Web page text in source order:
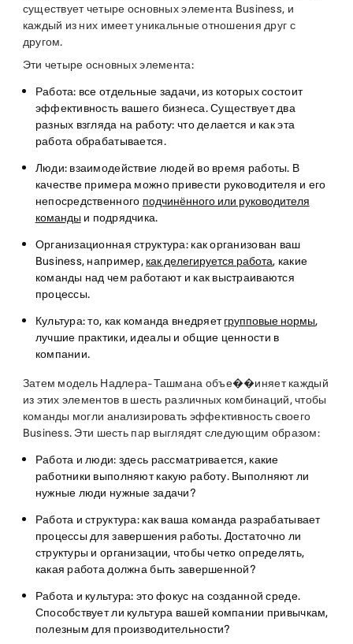
существует четыре основных элемента Business, и
каждый из них имеет уникальные отношения друг с
другом.
Эти четыре основных элемента:
Работа: все отдельные задачи, из которых состоит
эффективность вашего бизнеса. Существует два
разных взгляда на работу: что делается и как эта
работа обрабатывается.
Люди: взаимодействие людей во время работы. В
качестве примера можно привести руководителя и его
непосредственного подчинённого или руководителя
команды и подрядчика.
Организационная структура: как организован ваш
Business, например, как делегируется работа, какие
команды над чем работают и как выстраиваются
процессы.
Культура: то, как команда внедряетгрупповые нормы,
лучшие практики, идеалы и общие ценности в
компании.
Затем модель Надлера-Ташмана объе��иняет каждый
из этих элементов в шесть различных комбинаций, чтобы
команды могли анализировать эффективность своего
Business. Эти шесть пар выглядят следующим образом:
Работа и люди: здесь рассматривается, какие
работники выполняют какую работу. Выполняют ли
нужные люди нужные задачи?
Работа и структура: как ваша команда разрабатывает
процессы для завершения работы. Достаточно ли
структуры и организации, чтобы четко определять,
какая работа должна быть завершенной?
Работа и культура: это фокус на созданной среде.
Способствует ли культура вашей компании привычкам,
полезным для производительности?